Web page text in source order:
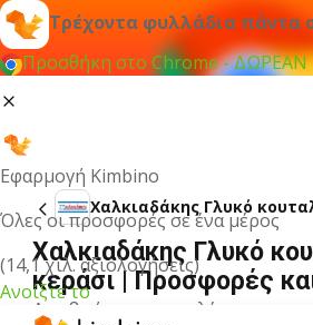
Τρέχοντα φυλλάδια πάντα
Προσθήκη στο Chrome - ΔΩΡΕΑΝ
Εφαρμογή Kimbino
Όλες οι προσφορές σε ένα μέρος
(14,1 χιλ. αξιολογήσεις)
Ανοίξτε το
Χαλκιαδάκης Γλυκό
Χαλκιαδάκης Γλυκό
κεράσι | Προσφορές
Δεν βρήκαμε αποτελέσματα για